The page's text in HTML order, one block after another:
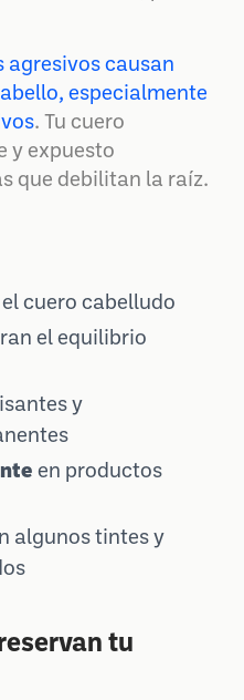
agresivos causan
especialmente
. Tu cuero
y expuesto
que debilitan la raíz.
cuero cabelludo
el equilibrio
y
en productos
algunos tintes y
tu